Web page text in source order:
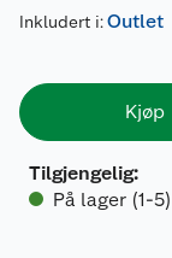
Inkludert i:Outlet
Kjøp
Tilgjengelig:
På lager (1-5)